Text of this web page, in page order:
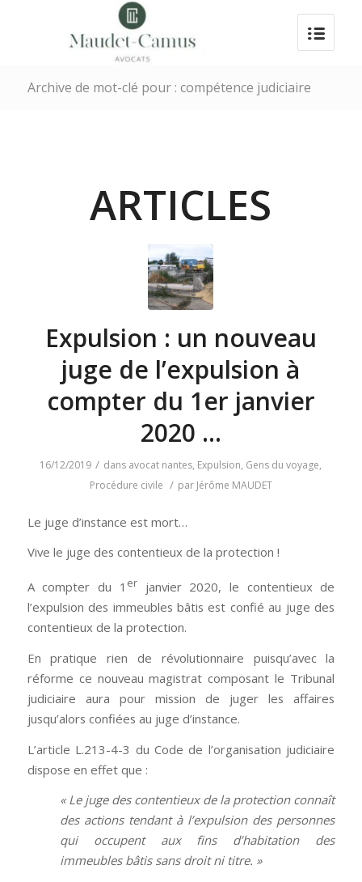
Archive de mot-clé pour : compétence judiciaire
ARTICLES
Expulsion : un nouveau
juge de l’expulsion à
compter du 1er janvier
2020 …
16/12/2019 / dans avocat nantes, Expulsion, Gens du voyage,
Procédure civile / par Jérôme MAUDET
Le juge d’instance est mort…
Vive le juge des contentieux de la protection !
A compter du 1 erjanvier 2020, le contentieux de
l’expulsion des immeubles bâtis est confié au juge des
contentieux de la protection.
En pratique rien de révolutionnaire puisqu’avec la
réforme ce nouveau magistrat composant le Tribunal
judiciaire aura pour mission de juger les affaires
jusqu’alors confiées au juge d’instance.
L’article L.213-4-3 du Code de l’organisation judiciaire
dispose en effet que :
« Le juge des contentieux de la protection connaît
des actions tendant à l’expulsion des personnes
qui occupent aux fins d’habitation des
immeubles bâtis sans droit ni titre. »